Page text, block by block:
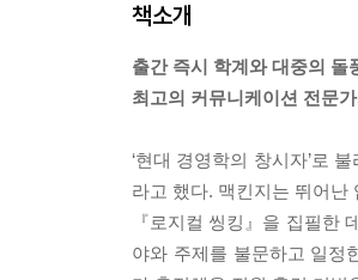
책소개
출간 즉시 학계와 대중의 돌
최고의 커뮤니케이션 전문
‘현대 경영학의 창시자’로
라고 했다. 맥킨지는 뛰어난
『로지컬 씽킹』을 집필한
야와 주제를 불문하고 일정